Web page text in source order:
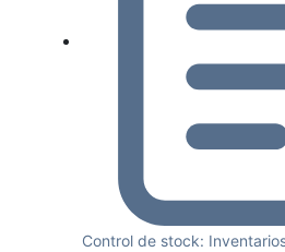
Control de stock: